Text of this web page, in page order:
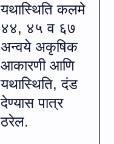
यथास्थिति कलमे
४४, ४५ व ६७
अन्वये अकृषिक
आकारणी आणि
यथास्थिति,दंड
देण्यास पात्र
ठरेल.